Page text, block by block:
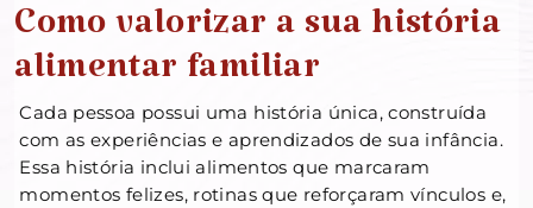
Como valorizar a sua história
alimentar familiar
Cada pessoa possui uma história única, construída
com as experiências e aprendizados de sua infância.
Essa história inclui alimentos que marcaram
momentos felizes, rotinas que reforçaram vínculos e,